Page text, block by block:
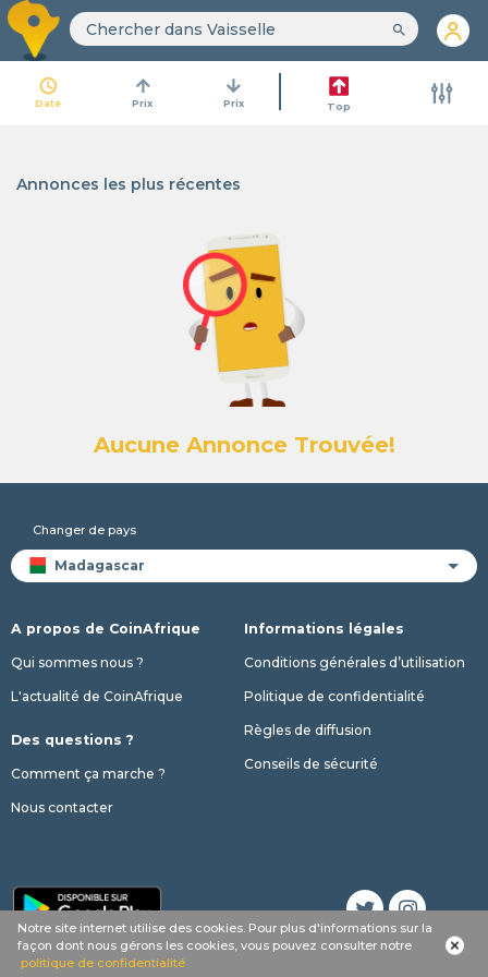
search
access_time
Date
arrow_upward
Prix
arrow_downward
Prix Top
Annonces les plus récentes
Aucune Annonce Trouvée!
Notre site internet utilise des cookies. Pour plus d'informations sur la
façon dont nous gérons les cookies, vous pouvez consulter notre
politique de confidentialité
Changer de pays
A propos de CoinAfrique
Qui sommes nous ?
L'actualité de CoinAfrique
Des questions ?
Comment ça marche ?
Nous contacter
Informations légales
Conditions générales d’utilisation
Politique de confidentialité
Règles de diffusion
Conseils de sécurité
© 2017 - 2026 Copyright CoinAfrique